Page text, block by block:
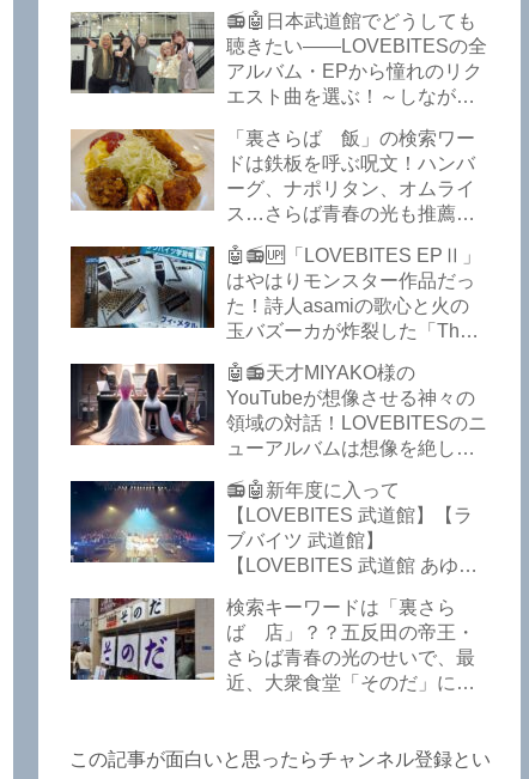
ごった返しているぞ！【さら
ば青春の光 五反田 グルメ】
２』が不気味な存在感で他を
圧倒した！異形の家族小説
『Q』も文句なしだぞ！～
2025年版「このミステリーが
すごい！」
📻🤖日本武道館でどうしても
聴きたい――LOVEBITESの全
アルバム・EPから憧れのリク
エスト曲を選ぶ！～しながわ
武道館】【ラブバイツ 武道
館】【LOVEBITES 武道館 セ
トリ】【LOVEBITES リクエ
スト曲】【LOVEBITES
Inspire】【LOVEBITES Under
The Red Sky】【LOVEBITES
Epilogue】【LOVEBITES
Today Is The Day】
【LOVEBITES Dystopia
Symphony】【LOVEBITES
My Orion】【LOVEBITES
Lost In The Garden】
【LOVEBITES The Bell In
Of Control】【LOVEBITES
The Eve Of Change】
「裏さらば 飯」の検索ワー
ドは鉄板を呼ぶ呪文！ハンバ
ーグ、ナポリタン、オムライ
ス…さらば青春の光も推薦！
定のお子様ランチを食ってき
たよ！【さらば青春の光 五反
田 グルメ】
🤖📻🆙「LOVEBITES EPⅡ」
はやはりモンスター作品だっ
た！詩人asamiの歌心と火の
玉バズーカが炸裂した「The
のだぞ！～しながわロックラ
ジオ【追記あり】
🤖📻天才MIYAKO様の
YouTubeが想像させる神々の
領域の対話！LOVEBITESのニ
ューアルバムは想像を絶して
玉てやんでい、D-A-Dの新
曲、ブルース・ディッキンソ
ン情報などです～しながわロ
ックラジオ【追記複数あり】
📻🤖新年度に入って
【LOVEBITES 武道館】【ラ
ブバイツ 武道館】
【LOVEBITES 武道館 あゆ
リ】【ラブバイツ ライブ
2025 セトリ】【LOVEBITES
海外の反応】あたりがトレン
ドキーワードのようです。
姿がたくさん見られました
検索キーワードは「裏さら
ば 店」？？五反田の帝王・
さらば青春の光のせいで、最
近、大衆食堂「そのだ」に入
グルメ】
この記事が面白いと思ったらチャンネル登録とい